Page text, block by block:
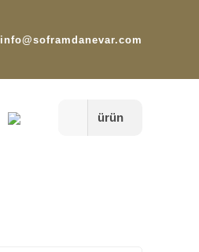
info@soframdanevar.com
ürün